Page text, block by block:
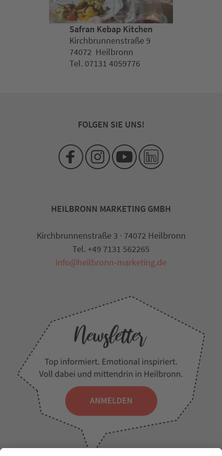
Safran Kebap Kitchen
Kirchbrunnenstraße 9
74072 Heilbronn
Tel. 07131 4059776
FOLGEN SIE UNS!
HEILBRONN MARKETING GMBH
Kirchbrunnenstraße 3 · 74072 Heilbronn
Tel. +49 7131 562265
info@heilbronn-marketing.de